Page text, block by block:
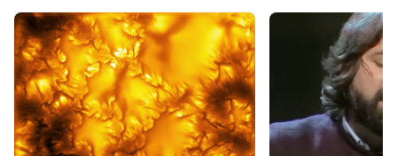
CALENDARIO
AREA PERSONALE
Entra